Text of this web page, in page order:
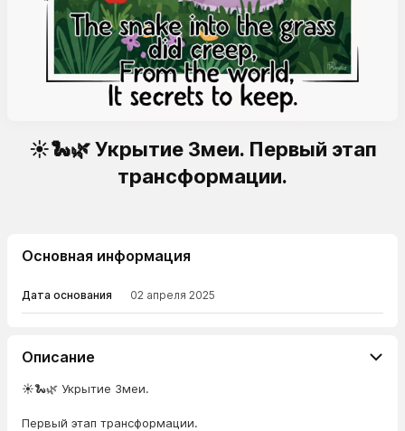
☀️🐍🌿 Укрытие Змеи. Первый этап
трансформации.
Основная информация
Дата основания 02 апреля 2025
Описание
☀️🐍🌿 Укрытие Змеи.
Первый этап трансформации.